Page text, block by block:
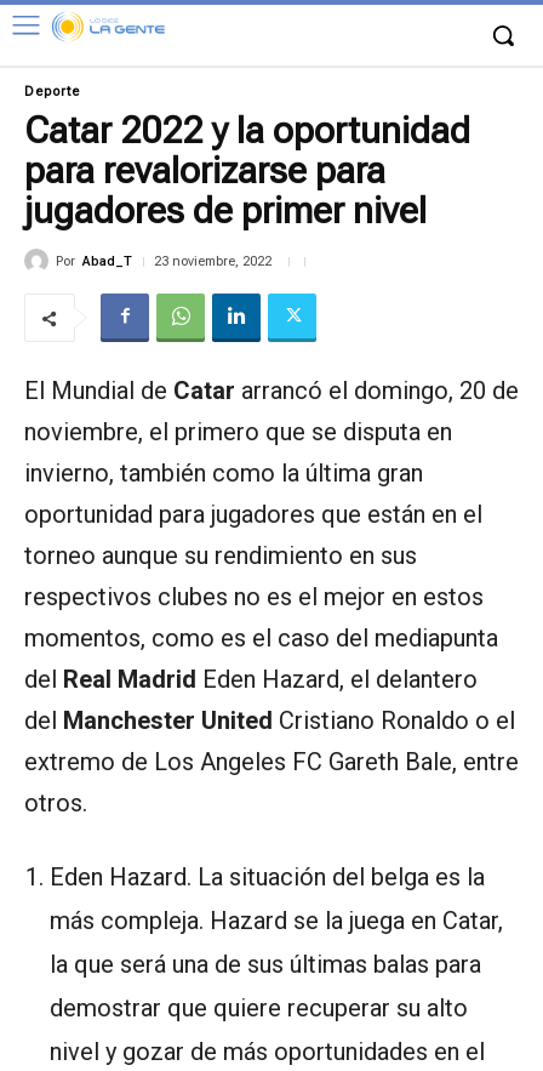
Deporte
Catar 2022 y la oportunidad
para revalorizarse para
jugadores de primer nivel
Por Abad_T 23 noviembre, 2022
El Mundial de Catar arrancó el domingo, 20 de
noviembre, el primero que se disputa en
invierno, también como la última gran
oportunidad para jugadores que están en el
torneo aunque su rendimiento en sus
respectivos clubes no es el mejor en estos
momentos, como es el caso del mediapunta
del Real Madrid Eden Hazard, el delantero
del Manchester United Cristiano Ronaldo o el
extremo de Los Angeles FC Gareth Bale, entre
otros.
Eden Hazard. La situación del belga es la
más compleja. Hazard se la juega en Catar,
la que será una de sus últimas balas para
demostrar que quiere recuperar su alto
nivel y gozar de más oportunidades en el